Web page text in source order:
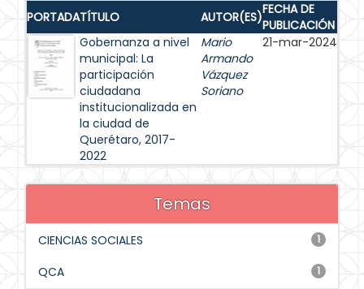
PORTADATÍTULO AUTOR(ES)FECHA DE
PUBLICACIÓN
Gobernanza a nivel
municipal: La
participación
ciudadana
institucionalizada en
la ciudad de
Querétaro, 2017-
2022
Mario
Armando
Vázquez
Soriano
21-mar-2024
Temas
1
CIENCIAS SOCIALES
1
QCA